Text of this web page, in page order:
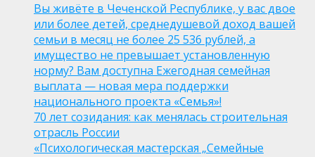
Вы живёте в Чеченской Республике, у вас двое
или более детей, среднедушевой доход вашей
семьи в месяц не более 25 536 рублей, а
имущество не превышает установленную
норму? Вам доступна Ежегодная семейная
выплата — новая мера поддержки
национального проекта «Семья»!
70 лет созидания: как менялась строительная
отрасль России
«Психологическая мастерская „Семейные